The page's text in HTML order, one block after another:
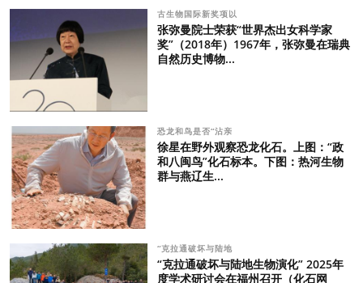
古生物国际新奖项以
张弥曼院士荣获“世界杰出女科学家
奖”（2018年）1967年，张弥曼在瑞典
自然历史博物...
恐龙和鸟是否“沾亲
徐星在野外观察恐龙化石。上图：“政
和八闽鸟”化石标本。下图：热河生物
群与燕辽生...
“克拉通破坏与陆地
“克拉通破坏与陆地生物演化” 2025年
度学术研讨会在福州召开（化石网